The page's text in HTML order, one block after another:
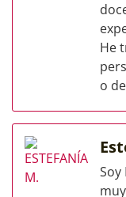
He
o
Soy